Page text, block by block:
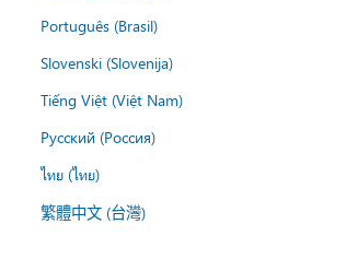
Português (Brasil)
Slovenski (Slovenija)
Tiếng Việt (Việt Nam)
Русский (Россия)
ไทย (ไทย)
繁體中文 (台灣)